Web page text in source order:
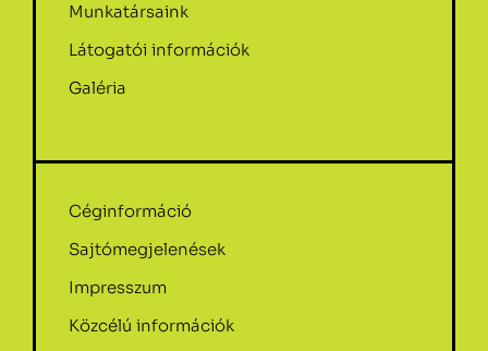
Munkatársaink
Látogatói információk
Galéria
Céginformáció
Sajtómegjelenések
Impresszum
Közcélú információk